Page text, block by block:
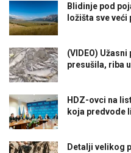
Blidinje pod
ložišta sve
(VIDEO)
presušila, riba
HDZ-ovci na
koja predvode
Detalji velikog